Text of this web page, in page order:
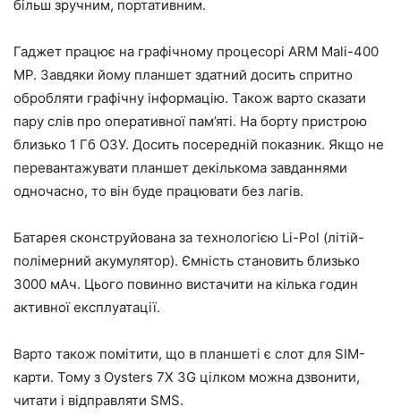
більш зручним, портативним.
Гаджет працює на графічному процесорі ARM Mali-400
MP. Завдяки йому планшет здатний досить спритно
обробляти графічну інформацію. Також варто сказати
пару слів про оперативної пам’яті. На борту пристрою
близько 1 Гб ОЗУ. Досить посередній показник. Якщо не
перевантажувати планшет декількома завданнями
одночасно, то він буде працювати без лагів.
Батарея сконструйована за технологією Li-Pol (літій-
полімерний акумулятор). Ємність становить близько
3000 мАч. Цього повинно вистачити на кілька годин
активної експлуатації.
Варто також помітити, що в планшеті є слот для SIM-
карти. Тому з Oysters 7X 3G цілком можна дзвонити,
читати і відправляти SMS.